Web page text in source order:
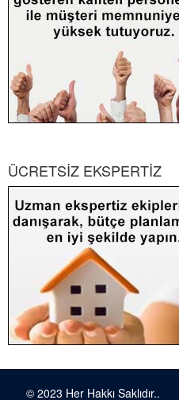
ÜCRETSİZ EKSPERTİZ
© 2023 Her Hakkı Saklıdır..